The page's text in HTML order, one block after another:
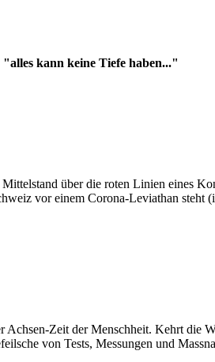
kann keine Tiefe haben..."
über die roten Linien eines
vor einem Corona-Leviathan
Zeit der Menschheit. Kehrt die
von Tests, Messungen und